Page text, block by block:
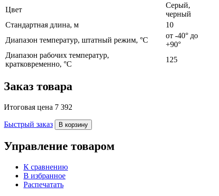
Цвет
Серый,
черный
Стандартная длина, м
10
Диапазон температур, штатный режим, °C
от -40° до
+90°
Диапазон рабочих температур,
кратковременно, °C
125
Заказ товара
Итоговая цена 7 392
Быстрый заказ В корзину
Управление товаром
К сравнению
В избранное
Распечатать